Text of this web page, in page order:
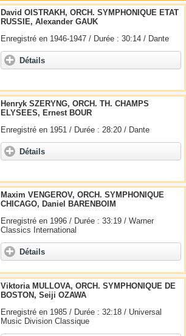
David OISTRAKH, ORCH. SYMPHONIQUE ETAT
RUSSIE, Alexander GAUK
Enregistré en 1946-1947 / Durée : 30:14 / Dante
Détails
Henryk SZERYNG, ORCH. TH. CHAMPS
ELYSEES, Ernest BOUR
Enregistré en 1951 / Durée : 28:20 / Dante
Détails
Maxim VENGEROV, ORCH. SYMPHONIQUE
CHICAGO, Daniel BARENBOIM
Enregistré en 1996 / Durée : 33:19 / Warner
Classics International
Détails
Viktoria MULLOVA, ORCH. SYMPHONIQUE DE
BOSTON, Seiji OZAWA
Enregistré en 1985 / Durée : 32:18 / Universal
Music Division Classique